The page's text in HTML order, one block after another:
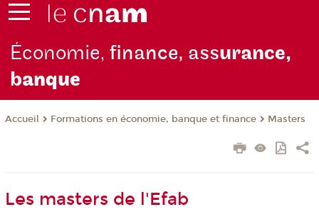
Économie,finance, assurance,
banque
Accueil Formations en économie, banque et finance Masters
Les masters de l'Efab